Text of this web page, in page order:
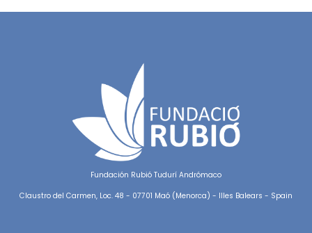
Fundación Rubió Tudurí Andrómaco
Claustro del Carmen, Loc. 48 - 07701 Maó (Menorca) - Illes Balears - Spain